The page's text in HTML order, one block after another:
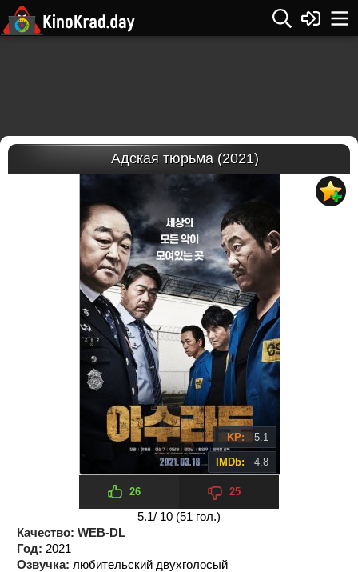
Адская тюрьма (2021)
KP: 5.1
IMDb: 4.8
26 25
5.1/ 10 (51 гол.)
Качество: WEB-DL
Год: 2021
Озвучка: любительский двухголосый